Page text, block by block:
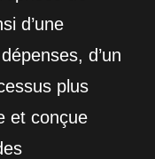
d’une
d’un
plus
et conçue